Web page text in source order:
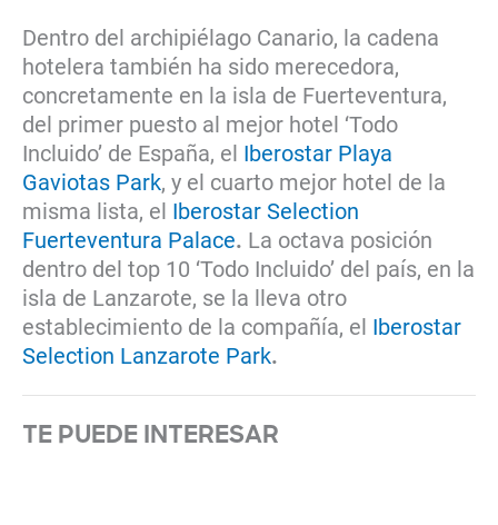
Dentro del archipiélago Canario, la cadena
hotelera también ha sido merecedora,
concretamente en la isla de Fuerteventura,
del primer puesto al mejor hotel ‘Todo
Incluido’ de España, el Iberostar Playa
Gaviotas Park, y el cuarto mejor hotel de la
misma lista, el Iberostar Selection
Fuerteventura Palace. La octava posición
dentro del top 10 ‘Todo Incluido’ del país, en la
isla de Lanzarote, se la lleva otro
establecimiento de la compañía, el Iberostar
Selection Lanzarote Park.
TE PUEDE INTERESAR